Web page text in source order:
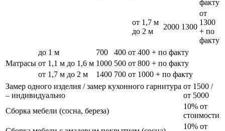
факту
от 1,7 м
до 2 м
2000 1300
от
1300
+ по
факту
Матрасы
до 1 м 700 400 от 400 + по факту
от 1,1 м до 1,6 м 1000 500 от 800 + по факту
от 1,7 м до 2 м
1400 700 от 1000 + по факту
Замер одного изделия / замер кухонного гарнитура
– индивидуально
от 1500 /
от 5000
Сборка мебели (сосна, береза)
10% от
стоимости
10% от